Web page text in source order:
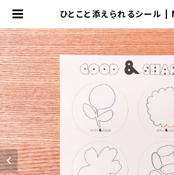
ひとこと添えられるシール |